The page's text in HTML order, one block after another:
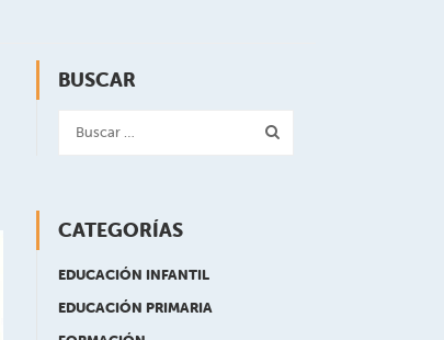
BUSCAR
CATEGORÍAS
EDUCACIÓN INFANTIL
EDUCACIÓN PRIMARIA